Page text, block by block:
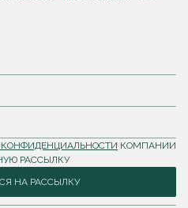
КОМПАНИИ
РАССЫЛКУ
НА РАССЫЛКУ